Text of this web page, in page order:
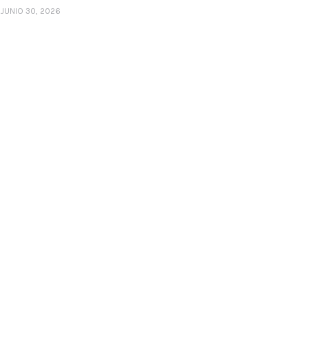
JUNIO 30, 2026